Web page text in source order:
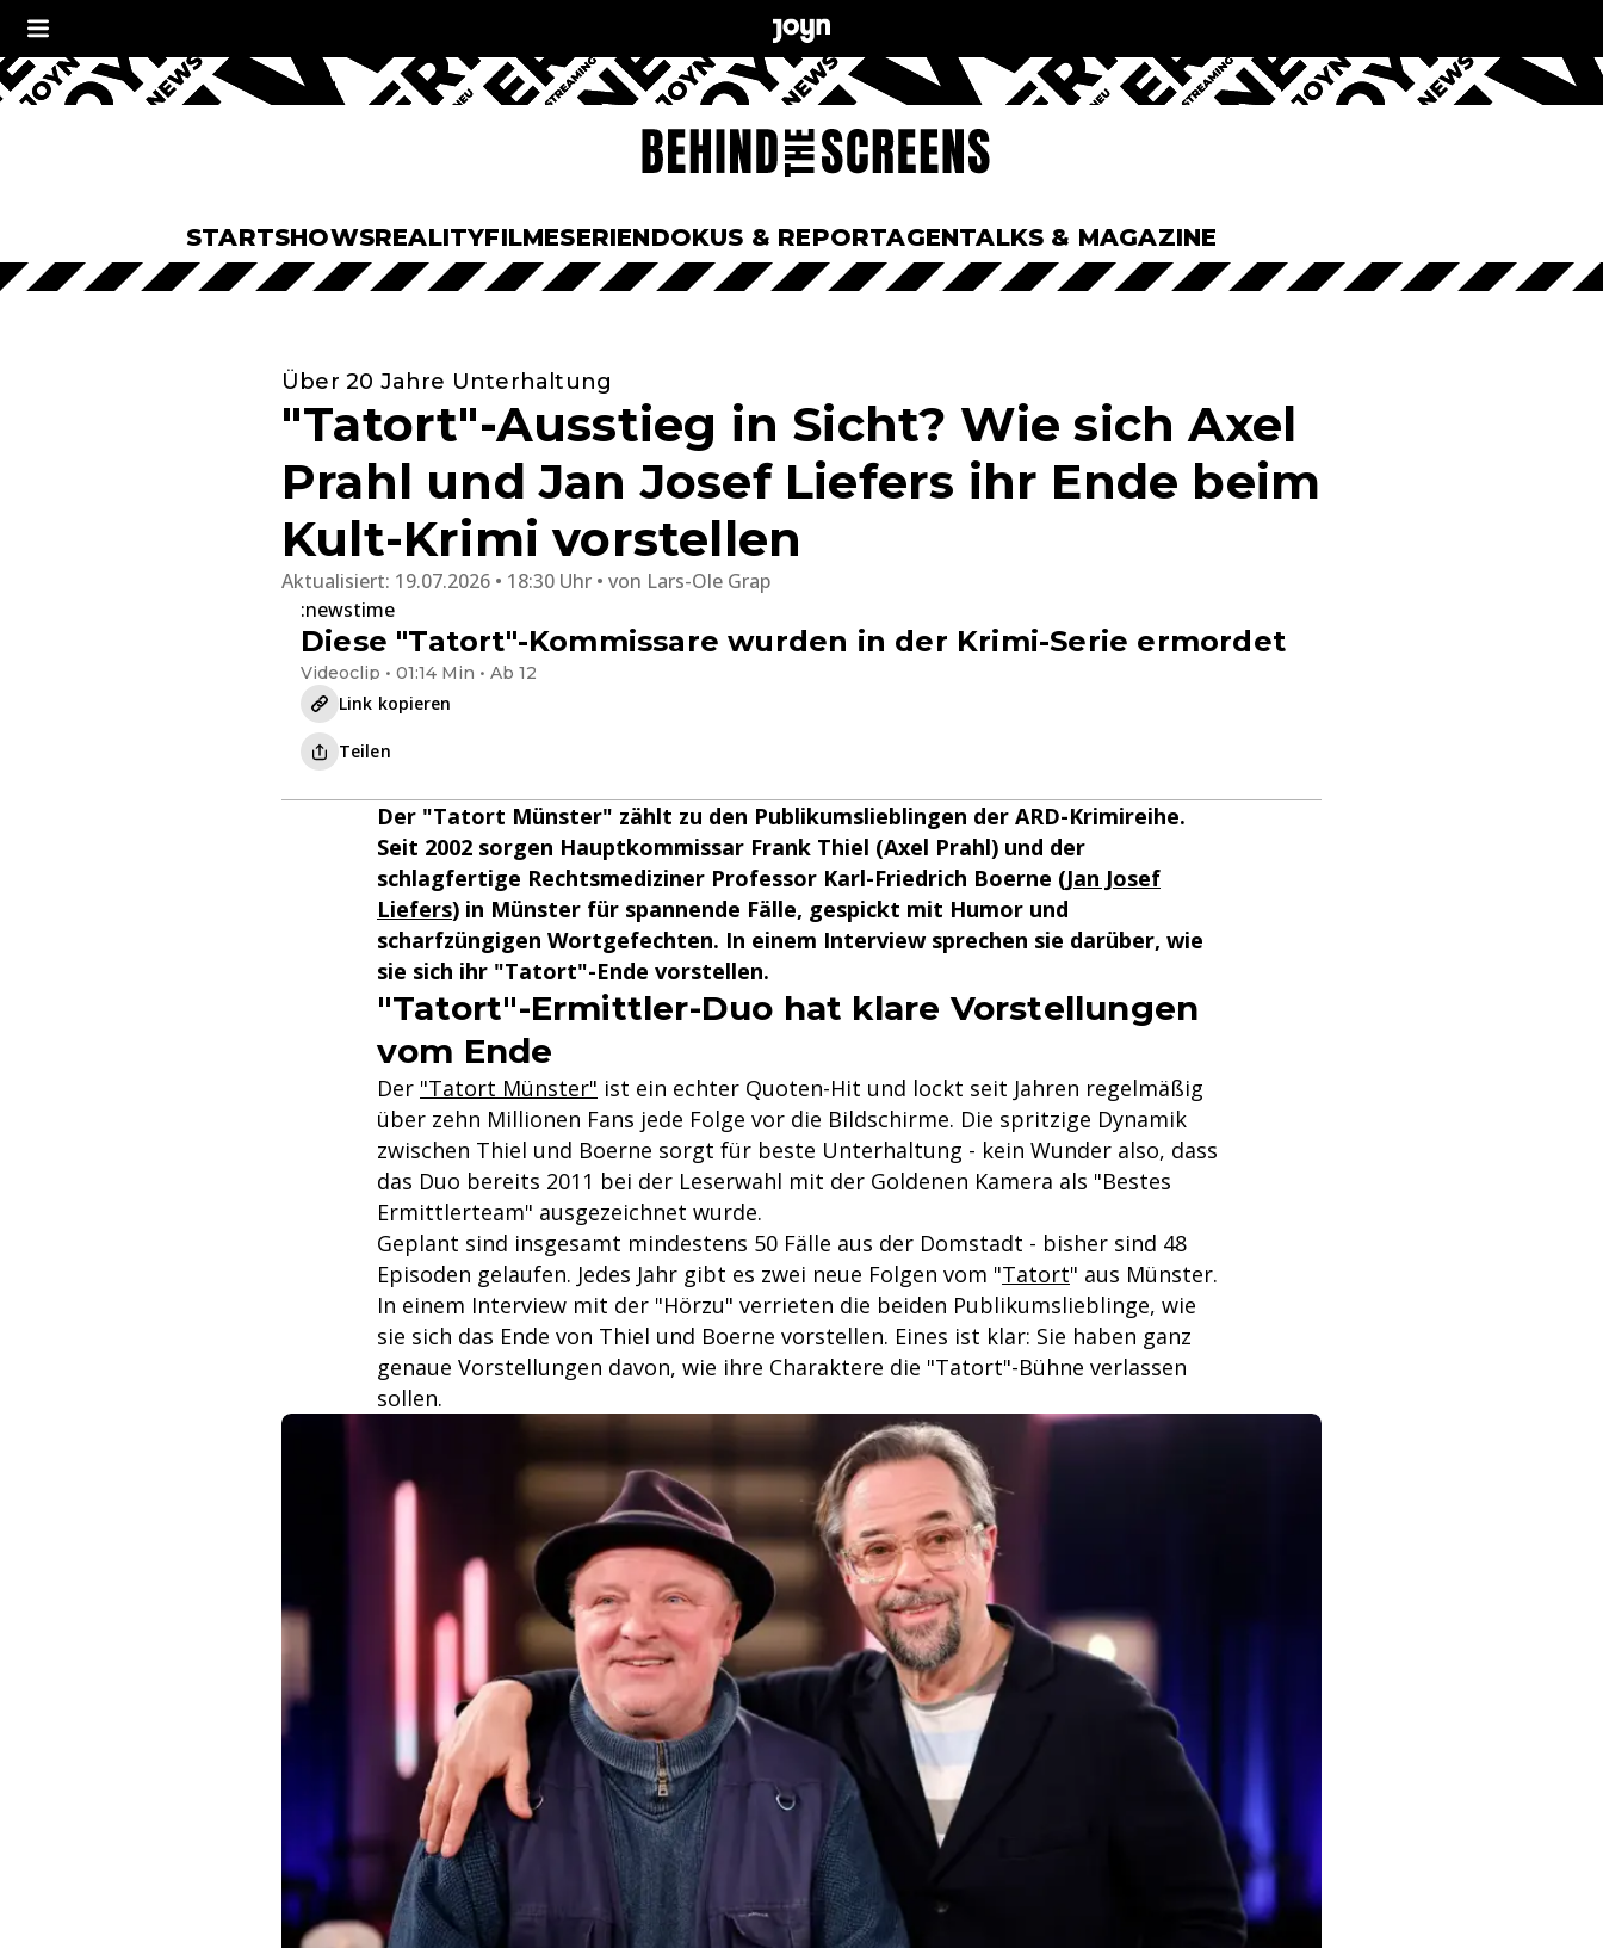
STARTSHOWSREALITYFILMESERIENDOKUS & REPORTAGENTALKS & MAGAZINE
Über 20 Jahre Unterhaltung
"Tatort"-Ausstieg in Sicht? Wie sich Axel
Prahl und Jan Josef Liefers ihr Ende beim
Kult-Krimi vorstellen
Aktualisiert: 19.07.2026 • 18:30 Uhr von Lars-Ole Grap
:newstime
Diese "Tatort"-Kommissare wurden in der Krimi-Serie ermordet
Videoclip • 01:14 Min • Ab 12
Link kopieren
Teilen
Der "Tatort Münster" zählt zu den Publikumslieblingen der ARD-Krimireihe.
Seit 2002 sorgen Hauptkommissar Frank Thiel (Axel Prahl) und der
schlagfertige Rechtsmediziner Professor Karl-Friedrich Boerne (Jan Josef
Liefers) in Münster für spannende Fälle, gespickt mit Humor und
scharfzüngigen Wortgefechten. In einem Interview sprechen sie darüber, wie
sie sich ihr "Tatort"-Ende vorstellen.
"Tatort"-Ermittler-Duo hat klare Vorstellungen
vom Ende
Der "Tatort Münster" ist ein echter Quoten-Hit und lockt seit Jahren regelmäßig
über zehn Millionen Fans jede Folge vor die Bildschirme. Die spritzige Dynamik
zwischen Thiel und Boerne sorgt für beste Unterhaltung - kein Wunder also, dass
das Duo bereits 2011 bei der Leserwahl mit der Goldenen Kamera als "Bestes
Ermittlerteam" ausgezeichnet wurde.
Geplant sind insgesamt mindestens 50 Fälle aus der Domstadt - bisher sind 48
Episoden gelaufen. Jedes Jahr gibt es zwei neue Folgen vom "Tatort" aus Münster.
In einem Interview mit der "Hörzu" verrieten die beiden Publikumslieblinge, wie
sie sich das Ende von Thiel und Boerne vorstellen. Eines ist klar: Sie haben ganz
genaue Vorstellungen davon, wie ihre Charaktere die "Tatort"-Bühne verlassen
sollen.